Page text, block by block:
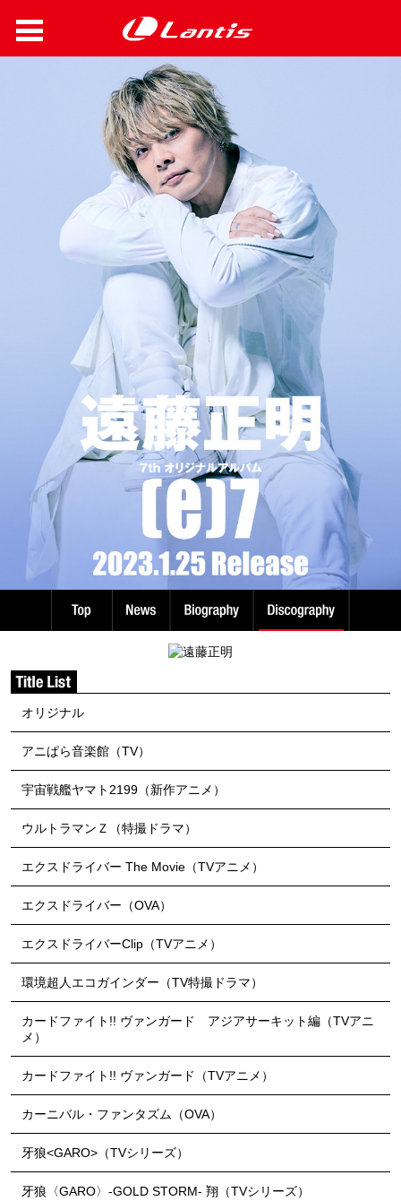
オリジナル
アニぱら音楽館（TV）
宇宙戦艦ヤマト2199（新作アニメ）
ウルトラマンＺ（特撮ドラマ）
エクスドライバー The Movie（TVアニメ）
エクスドライバー（OVA）
エクスドライバーClip（TVアニメ）
環境超人エコガインダー（TV特撮ドラマ）
カードファイト!! ヴァンガード アジアサーキット編（TVアニ
メ）
カードファイト!! ヴァンガード（TVアニメ）
カーニバル・ファンタズム（OVA）
牙狼<GARO>（TVシリーズ）
牙狼〈GARO〉-GOLD STORM- 翔（TVシリーズ）